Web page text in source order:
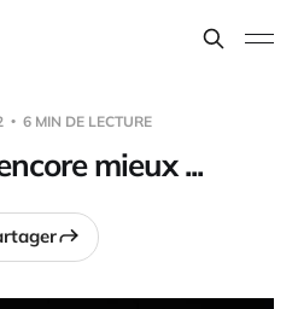
6 MIN DE LECTURE
mieux ...